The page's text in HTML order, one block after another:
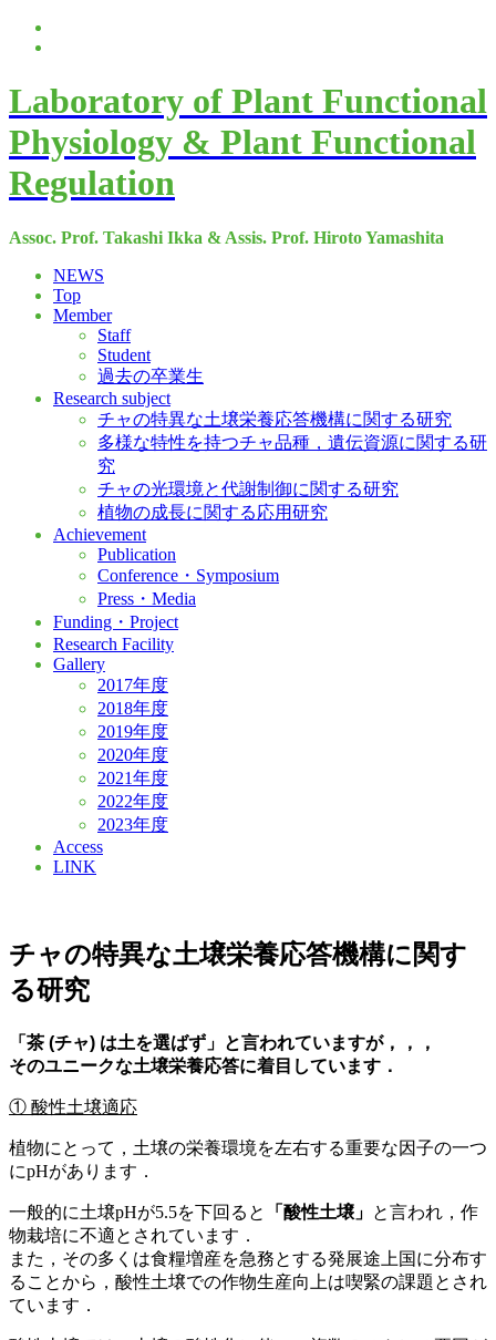
Laboratory of Plant Functional
Physiology & Plant Functional
Regulation
Assoc. Prof. Takashi Ikka & Assis. Prof. Hiroto Yamashita
NEWS
Top
Member
Staff
Student
過去の卒業生
Research subject
チャの特異な土壌栄養応答機構に関する研究
多様な特性を持つチャ品種，遺伝資源に関する研
究
チャの光環境と代謝制御に関する研究
植物の成長に関する応用研究
Achievement
Publication
Conference・Symposium
Press・Media
Funding・Project
Research Facility
Gallery
2017年度
2018年度
2019年度
2020年度
2021年度
2022年度
2023年度
Access
LINK
チャの特異な土壌栄養応答機構に関す
る研究
「茶 (チャ) は土を選ばず」と言われていますが，，，
そのユニークな土壌栄養応答に着目しています．
① 酸性土壌適応
植物にとって，土壌の栄養環境を左右する重要な因子の一つ
にpHがあります．
一般的に土壌pHが5.5を下回ると 「酸性土壌」 と言われ，作
物栽培に不適とされています．
また，その多くは食糧増産を急務とする発展途上国に分布す
ることから，酸性土壌での作物生産向上は喫緊の課題とされ
ています．